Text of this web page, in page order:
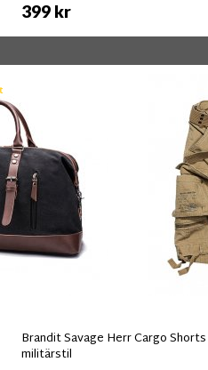
399 kr
Brandit Savage Herr Cargo
militärstil